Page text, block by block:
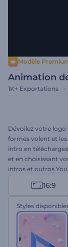
Modèle
Animation
1K+ Exportations
Dévoilez votre
formes volent et
intro en
et en choisissant
intros et outros
promotionnelles et
animation éthérée !
16:9
Styles